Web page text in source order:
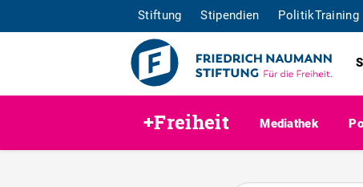
Stiftung Stipendien PolitikTraining
+Freiheit Mediathek